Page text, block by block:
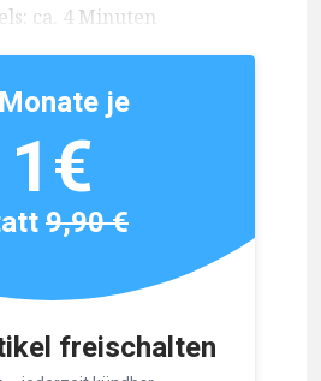
ca. 4 Minuten
freischalten
je
1€
9,90 €